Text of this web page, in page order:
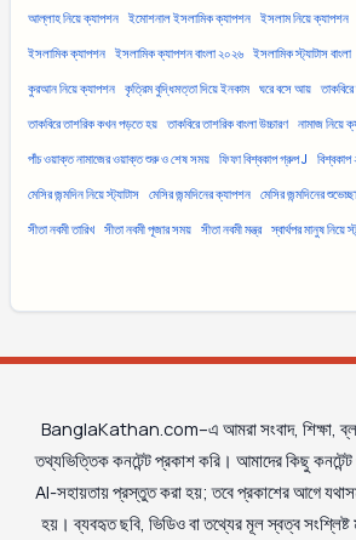
আল্লাহ নিয়ে ক্যাপশন ইমোশনাল ইসলামিক ক্যাপশন ইসলাম নিয়ে ক্যাপশন
ইসলামিক ক্যাপশন ইসলামিক ক্যাপশন বাংলা ২০২৬ ইসলামিক স্ট্যাটাস বাংলা
কুরআন নিয়ে ক্যাপশন কৃত্রিম বুদ্ধিমত্তা দিয়ে ইনকাম ঘরে বসে আয়
তাকবিরে তাশরিক কখন পড়তে হয় তাকবিরে তাশরিক বাংলা উচ্চারণ নামাজ নিয়ে
পাঁচ ওয়াক্ত নামাজের ওয়াক্ত শুরু ও শেষ সময় ফিফা বিশ্বকাপ গ্রুপ J
মেসির জন্মদিন নিয়ে স্ট্যাটাস মেসির জন্মদিনের ক্যাপশন মেসির জন্মদিনের শুভেচ্ছা
সীতা নবমী তারিখ সীতা নবমী পূজার সময় সীতা নবমী মন্ত্র স্বার্থপর মানুষ নিয়ে
BanglaKathan.com–এ আমরা সংবাদ, শিক্ষা, ব্লগ
তথ্যভিত্তিক কনটেন্ট প্রকাশ করি। আমাদের কিছু কনটেন্ট
AI-সহায়তায় প্রস্তুত করা হয়; তবে প্রকাশের আগে
হয়। ব্যবহৃত ছবি, ভিডিও বা তথ্যের মূল স্বত্ব সংশ্লিষ্ট